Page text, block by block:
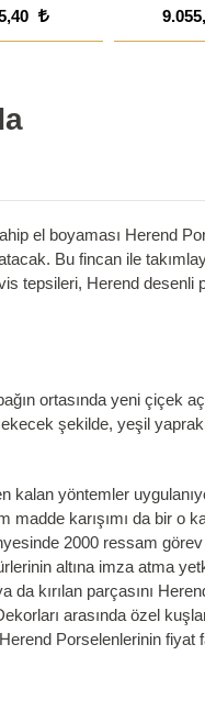
el boyaması Herend
Bu fincan ile
tepsileri, Herend desenli
ortasında yeni çiçek
şekilde, yeşil
yöntemler
madde karışımı da bir o
2000 ressam
altına imza atma
kırılan parçasını
arasında özel
Porselenlerinin fiyat